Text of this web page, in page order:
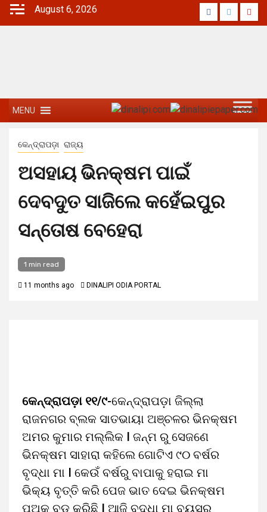
August 6, 2026
MENU
କେନ୍ଦ୍ରାପଡ଼ା ରାଜ୍ୟ
ଅସହାୟ ଭିନକ୍ଷମ ପାଇଁ
ଦେବଦୁତ ସାଜିଲେ କହେଁଇପୁର
ସନ୍ତୋଷ ବେହେରା
1 min read
11 months ago DINALIPI ODIA PORTAL
କେନ୍ଦ୍ରାପଡ଼ା ୧୧/୯-କେନ୍ଦ୍ରାପଡ଼ା ଜିଲ୍ଲା
ରାଜନଗର ବ୍ଲକ ସାତଭାୟା ଅଞ୍ଚଳର ଭିନକ୍ଷମ
ଅମର କୁମାର ମଲ୍ଲିକ I ଜନ୍ମ ରୁ ସେଜଣେ
ଭିନକ୍ଷମ ସାହାରା କହିଲେ ଗୋଟିଏ ୯୦ ବର୍ଷର
ବୃଦ୍ଧା ମା I କେଉଁ ବର୍ଷରୁ ବାପାକୁ ହରାଇ ମା
ଭିକ୍ୟ ବୃତ୍ତି କରି ପେଜ ଭାତ ଦେଇ ଭିନକ୍ଷମ
ପୁଅକୁ ବଡ କରିଛି I ଆଜି ବୃଦ୍ଧା ମା ବୟସର